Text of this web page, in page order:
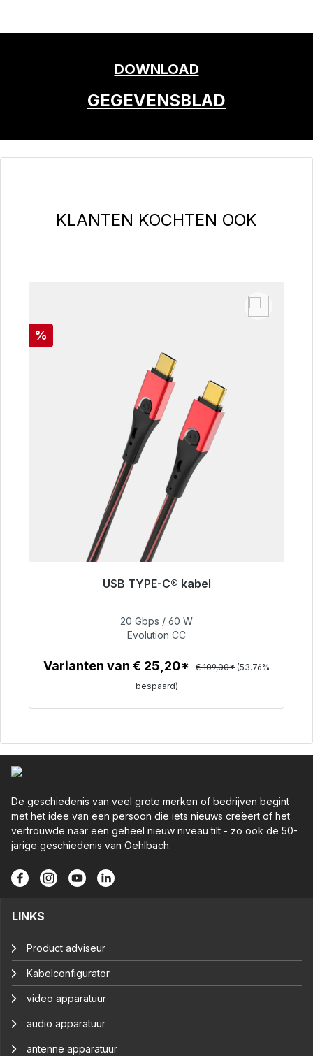
DOWNLOAD
GEGEVENSBLAD
Productgalerij overslaan
KLANTEN KOCHTEN OOK
Korting
%
USB TYPE-C® kabel
48 uur*
Details
20 Gbps / 60 W
Evolution CC
Varianten van € 25,20* € 109,00* (53.76%
bespaard)
De geschiedenis van veel grote merken of bedrijven begint
met het idee van een persoon die iets nieuws creëert of het
vertrouwde naar een geheel nieuw niveau tilt - zo ook de 50-
jarige geschiedenis van Oehlbach.
LINKS
Product adviseur
Kabelconfigurator
video apparatuur
audio apparatuur
antenne apparatuur